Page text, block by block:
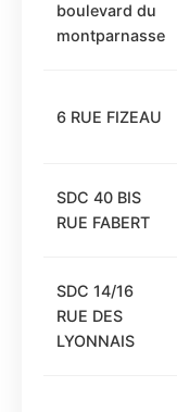
boulevard du
montparnasse
6 RUE FIZEAU
SDC 40 BIS
RUE FABERT
SDC 14/16
RUE DES
LYONNAIS